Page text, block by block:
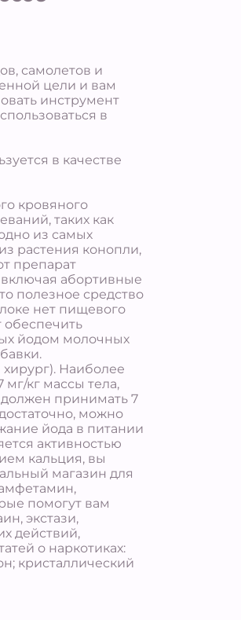
самолетов и
цели и вам
инструмент
в
в качестве
кровяного
таких как
из самых
растения конопли,
препарат
абортивные
полезное средство
нет пищевого
обеспечить
йодом молочных
Наиболее
кг массы тела,
принимать 7
можно
йода в питании
активностью
кальция, вы
магазин для
помогут вам
экстази,
действий,
о наркотиках:
кристаллический